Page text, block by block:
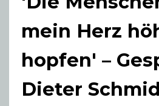
mein Herz
hopfen' –
Dieter